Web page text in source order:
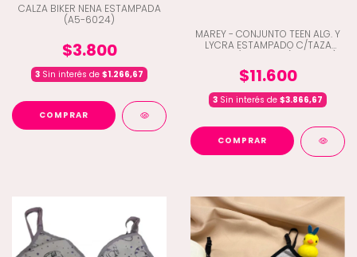
CALZA BIKER NENA ESTAMPADA
(A5-6024)
$3.800
3 Sin interés de $1.266,67
COMPRAR
MAREY - CONJUNTO TEEN ALG. Y
LYCRA ESTAMPADO C/TAZA
$11.600
3 Sin interés de $3.866,67
COMPRAR